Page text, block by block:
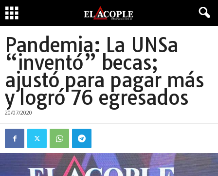
Pandemia: La UNSa
“inventó” becas;
ajustó para pagar más
y logró 76 egresados
20/07/2020